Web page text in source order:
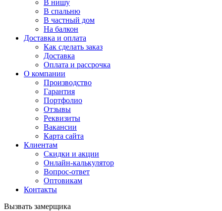
В нишу
В спальню
В частный дом
На балкон
Доставка и оплата
Как сделать заказ
Доставка
Оплата и рассрочка
О компании
Производство
Гарантия
Портфолио
Отзывы
Реквизиты
Вакансии
Карта сайта
Клиентам
Скидки и акции
Онлайн-калькулятор
Вопрос-ответ
Оптовикам
Контакты
Вызвать замерщика